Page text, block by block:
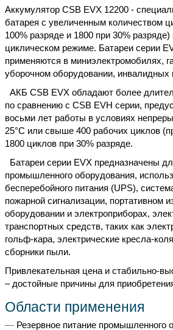
Аккумулятор CSB EVX 12200 -
батарея с увеличенным количеством
100% разряде и 1800 при 30% разряде)
циклическом режиме. Батареи серии
применяются в миниэлектромобилях,
уборочном оборудовании, инвалидных
АКБ CSB EVX обладают более
по сравнению с CSB EVH серии,
восьми лет работы в условиях
25°C или свыше 400 рабочих циклов
1800 циклов при 30% разряде.
Батареи серии EVX предназначены
промышленного оборудования,
бесперебойного питания (UPS),
пожарной сигнализации, портативном
оборудовании и электроприборах,
транспортных средств, таких как
гольф-кара, электрические кресла-
сборники пыли.
Привлекательная цена и стабильно-
– достойные причины для
Области применения
Резервное питание промышленного